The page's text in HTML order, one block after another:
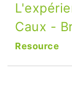
Caux -
Resource